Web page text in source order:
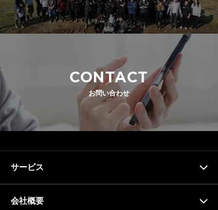
CONTACT
お問い合わせ
サービス
会社概要